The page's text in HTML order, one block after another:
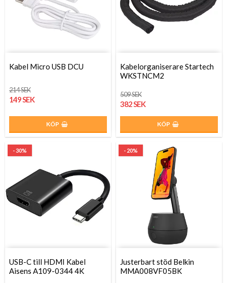
Kabel Micro USB DCU
214 SEK
149 SEK
KÖP
Kabelorganiserare Startech
WKSTNCM2
509 SEK
382 SEK
KÖP
- 30%
USB-C till HDMI Kabel
Aisens A109-0344 4K
- 20%
Justerbart stöd Belkin
MMA008VF05BK